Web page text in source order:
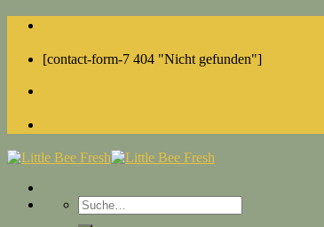
Skip
content[contact-form-7 404 "Nicht gefunden"]
Suche
nach: